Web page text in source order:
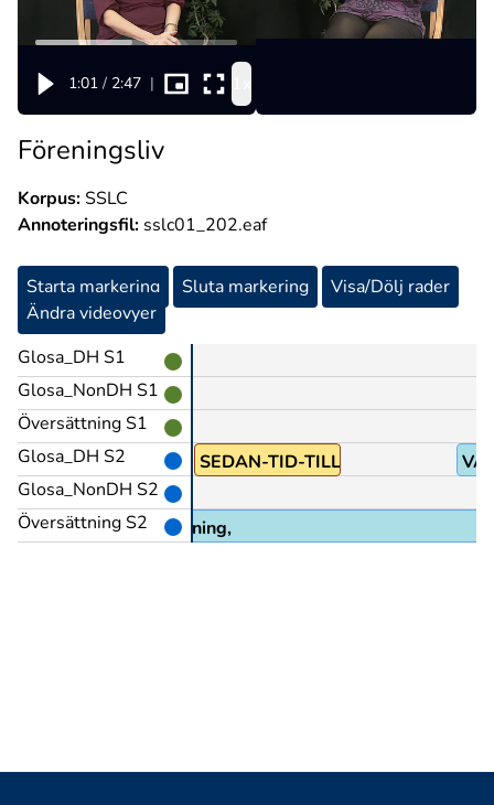
1:01 / 2:47 |
Föreningsliv
Korpus:SSLC
Annoteringsfil: sslc01_202.eaf
Starta markering Sluta markering
Visa/Dölj rader
Ändra videovyer
Glosa_DH S1
Glosa_NonDH S1
Översättning S1
Glosa_DH S2
Glosa_NonDH S2
Översättning S2
SEDAN-TID-TILLBAKA
Dövas Förening,